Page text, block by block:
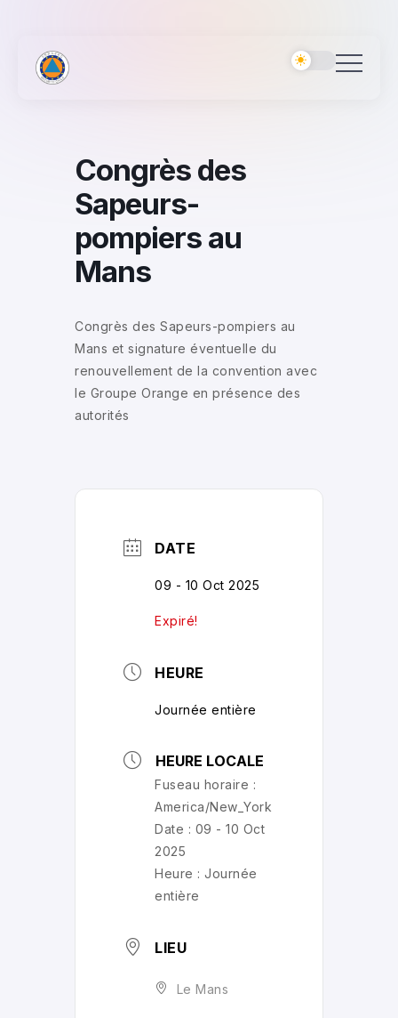
Congrès des
Sapeurs-
pompiers au
Mans
Congrès des Sapeurs-pompiers au
Mans et signature éventuelle du
renouvellement de la convention avec
le Groupe Orange en présence des
autorités
DATE
09 - 10 Oct 2025
Expiré!
HEURE
Journée entière
HEURE LOCALE
Fuseau horaire :
America/New_York
Date : 09 - 10 Oct
2025
Heure : Journée
entière
LIEU
Le Mans